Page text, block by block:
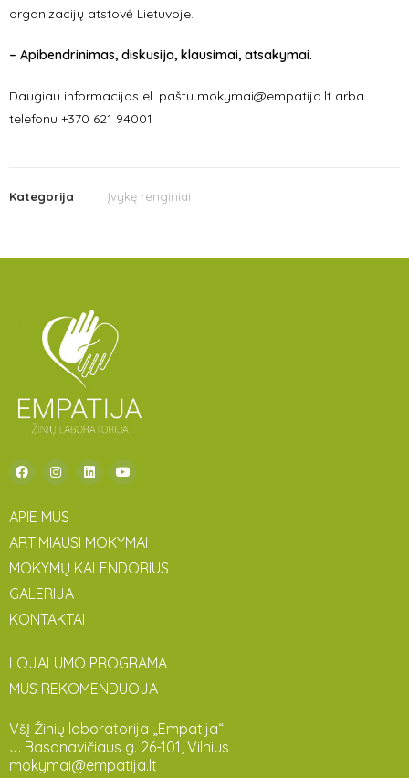
organizacijų atstovė Lietuvoje.
– Apibendrinimas, diskusija, klausimai, atsakymai.
Daugiau informacijos el. paštu mokymai@empatija.lt arba
telefonu +370 621 94001
Kategorija Įvykę renginiai
APIE MUS
ARTIMIAUSI MOKYMAI
MOKYMŲ KALENDORIUS
GALERIJA
KONTAKTAI
LOJALUMO PROGRAMA
MUS REKOMENDUOJA
VšĮ Žinių laboratorija „Empatija“
J. Basanavičiaus g. 26-101, Vilnius
mokymai@empatija.lt